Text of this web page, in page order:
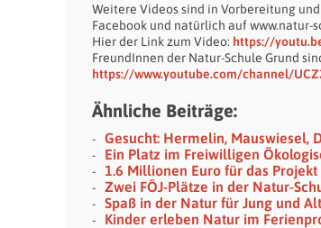
Weitere Videos sind in Vorbereitung
Facebook und natürlich auf www.natur-
Hier der Link zum Video: https://
FreundInnen der Natur-Schule Grund
https://www.youtube.com/channel/
Ähnliche Beiträge:
Gesucht: Hermelin, Mauswiesel,
Ein Platz im Freiwilligen
1.6 Millionen Euro für das
Zwei FÖJ-Plätze in der Natur-
Spaß in der Natur für Jung und Alt
Kinder erleben Natur im